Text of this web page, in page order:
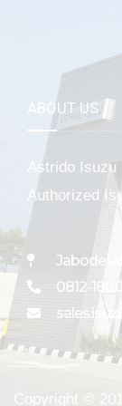
ABOUT US
Astrido Isuzu
Authorized
0812-
Copyright ©